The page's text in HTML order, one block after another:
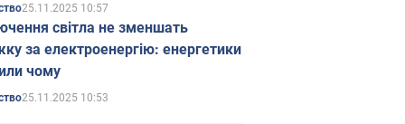
25.11.2025 10:57
світла не зменшать
за електроенергію: енергетики
чому
25.11.2025 10:53